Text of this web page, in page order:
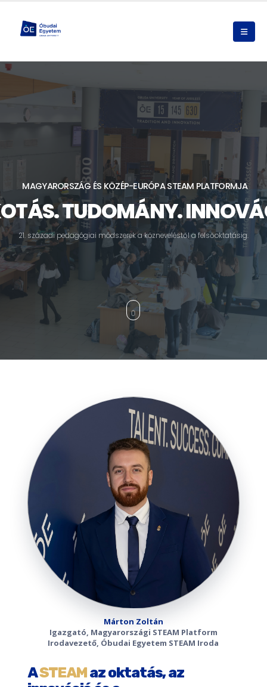
MAGYARORSZÁG ÉS KÖZÉP-EURÓPASTEAM PLATFORMJA
TUDOMÁNY.
21. századi pedagógiai módszereka közneveléstől afelsőoktatásig.
Márton Zoltán
Igazgató, Magyarországi STEAM Platform
Irodavezető, Óbudai Egyetem STEAM Iroda
ASTEAMaz oktatás, az